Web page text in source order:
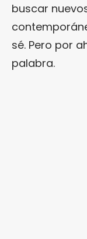
buscar
sé. Pero por
palabra.